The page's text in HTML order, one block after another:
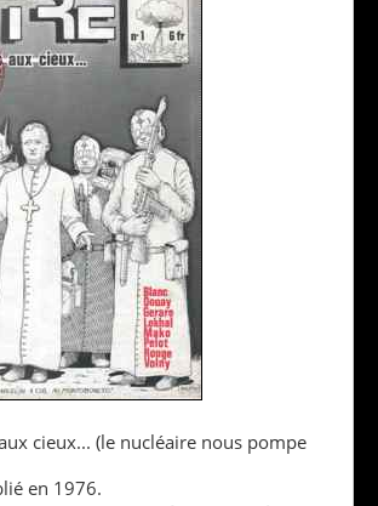
cieux... (le nucléaire nous pompe
en 1976.